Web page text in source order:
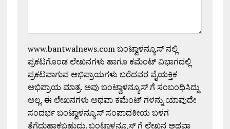
www.bantwalnews.com ಬಂಟ್ವಾಳನ್ಯೂಸ್ ನಲ್ಲಿ
ಪ್ರಕಟಗೊಂಡ ಲೇಖನಗಳು ಹಾಗೂ ಕಮೆಂಟ್ ವಿಭಾಗದಲ್ಲಿ
ಪ್ರಕಟವಾಗುವ ಅಭಿಪ್ರಾಯಗಳು ಬರೆದವರ ವೈಯಕ್ತಿಕ
ಅಭಿಪ್ರಾಯ ಮಾತ್ರ. ಅವು ಬಂಟ್ವಾಳನ್ಯೂಸ್ ಗೆ ಸಂಬಂಧಿಸಿದ್ದು
ಅಲ್ಲ. ಈ ಲೇಖನಗಳು ಅಥವಾ ಕಮೆಂಟ್ ಗಳನ್ನು ಯಾವುದೇ
ಸಂದರ್ಭ ಬಂಟ್ವಾಳನ್ಯೂಸ್ ಸಂಪಾದಕೀಯ ಬಳಗ
ತೆಗೆದುಹಾಕಬಹುದು. ಬಂಟ್ವಾಳನ್ಯೂಸ್ ಗೆ ಲೇಖನ ಅಥವಾ